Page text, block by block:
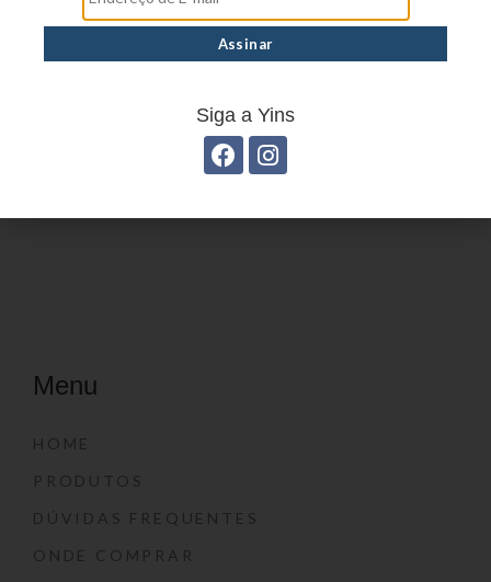
Estojo Juvenil YS27108 Estojo juvenil YS41026
Menu
HOME
PRODUTOS
DÚVIDAS FREQUENTES
ONDE COMPRAR
Siga a Yins